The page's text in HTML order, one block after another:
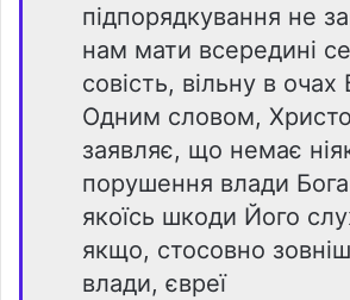
підпорядкування не
нам мати всередині
совість, вільну в очах
Одним словом,
заявляє, що немає
порушення влади
якоїсь шкоди Його
якщо, стосовно
влади, євреї